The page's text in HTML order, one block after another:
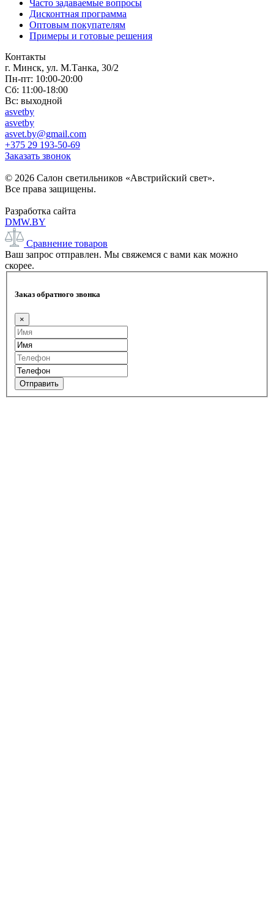
Часто задаваемые вопросы
Дисконтная программа
Оптовым покупателям
Примеры и готовые решения
Контакты
г. Минск, ул. М.Танка, 30/2
Пн-пт: 10:00-20:00
Сб: 11:00-18:00
Вс: выходной
asvetby
asvetby
asvet.by@gmail.com
+375 29 193-50-69
Заказать звонок
© 2026 Салон светильников «Австрийский свет».
Все права защищены.
Разработка сайта
DMW.BY
Сравнение товаров
Ваш запрос отправлен. Мы свяжемся с вами как можно
скорее.
Заказ обратного звонка
×
Отправить